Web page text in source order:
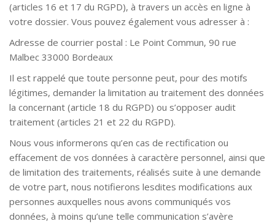
(articles 16 et 17 du RGPD), à travers un accès en ligne à
votre dossier. Vous pouvez également vous adresser à :
Adresse de courrier postal : Le Point Commun, 90 rue
Malbec 33000 Bordeaux
Il est rappelé que toute personne peut, pour des motifs
légitimes, demander la limitation au traitement des données
la concernant (article 18 du RGPD) ou s’opposer audit
traitement (articles 21 et 22 du RGPD).
Nous vous informerons qu’en cas de rectification ou
effacement de vos données à caractère personnel, ainsi que
de limitation des traitements, réalisés suite à une demande
de votre part, nous notifierons lesdites modifications aux
personnes auxquelles nous avons communiqués vos
données, à moins qu’une telle communication s’avère